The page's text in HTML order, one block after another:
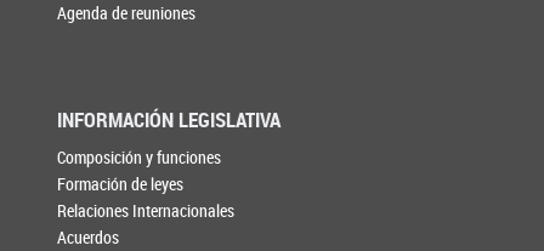
Agenda de reuniones
INFORMACIÓN LEGISLATIVA
Composición y funciones
Formación de leyes
Relaciones Internacionales
Acuerdos